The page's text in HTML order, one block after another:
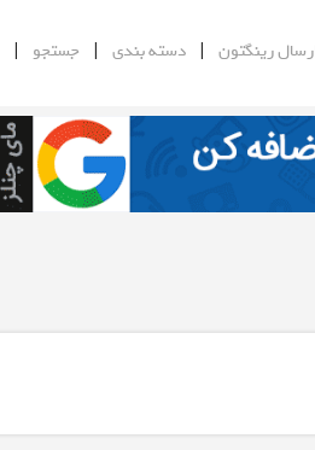
رینگتون |دسته بندی | جستجو |